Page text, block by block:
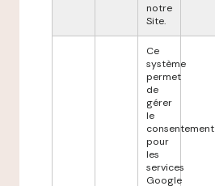
notre
Site.
Ce
système
permet
de
gérer
le
consentement
pour
les
services
Google